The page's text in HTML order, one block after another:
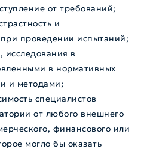
от требований;
и
проведении испытаний;
исследования в
в нормативных
и методами;
специалистов
от любого внешнего
финансового или
могло бы оказать